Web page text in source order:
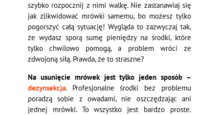
szybko rozpocznij z nimi walkę. Nie zastanawiaj się
jak zlikwidować mrówki samemu, bo możesz tylko
pogorszyć całą sytuację! Wygląda to zazwyczaj tak,
że wydasz sporą sumę pieniędzy na środki, które
tylko chwilowo pomogą, a problem wróci ze
zdwojoną siłą. Prawda, że to straszne?
Na usunięcie mrówek jest tylko jeden sposób –
dezynsekcja. Profesjonalne środki bez problemu
poradzą sobie z owadami, nie oszczędzając ani
jednej mrówki. To wszystko jest bardzo proste.